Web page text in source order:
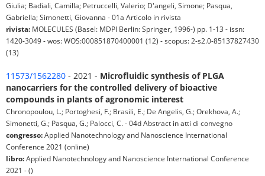
Giulia; Badiali, Camilla; Petruccelli, Valerio; D'angeli, Simone; Pasqua,
Gabriella; Simonetti, Giovanna - 01a Articolo in rivista
rivista: MOLECULES (Basel: MDPI Berlin: Springer, 1996-) pp. 1-13 - issn:
1420-3049 - wos: WOS:000851870400001 (12) - scopus: 2-s2.0-85137827430
(13)
11573/1562280 - 2021 - Microfluidic synthesis of PLGA
nanocarriers for the controlled delivery of bioactive
compounds in plants of agronomic interest
Chronopoulou, L.; Portoghesi, F.; Brasili, E.; De Angelis, G.; Orekhova, A.;
Simonetti, G.; Pasqua, G.; Palocci, C. - 04d Abstract in atti di convegno
congresso:Applied Nanotechnology and Nanoscience International
Conference 2021 (online)
libro:Applied Nanotechnology and Nanoscience International Conference
2021 - ()